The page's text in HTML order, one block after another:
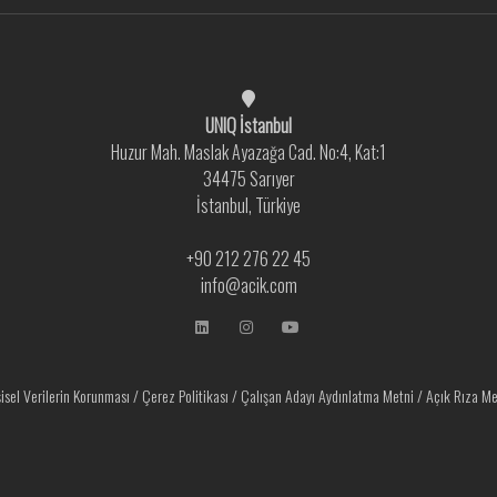
UNIQ İstanbul
Huzur Mah. Maslak Ayazağa Cad. No:4, Kat:1
34475 Sarıyer
İstanbul, Türkiye
+90 212 276 22 45
info@acik.com
Verilerin Korunması/Çerez Politikası/Çalışan Adayı Aydınlatma Metni/Açık Rıza